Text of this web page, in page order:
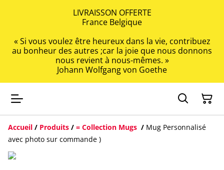
LIVRAISSON OFFERTE
France Belgique
« Si vous voulez être heureux dans la vie, contribuez
au bonheur des autres ;car la joie que nous donnons
nous revient à nous-mêmes. »
Johann Wolfgang von Goethe
Accueil / Produits / = Collection Mugs / Mug Personnalisé
avec photo sur commande )